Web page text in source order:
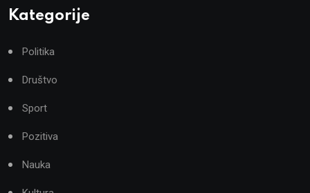
Kategorije
Politika
Društvo
Sport
Pozitiva
Nauka